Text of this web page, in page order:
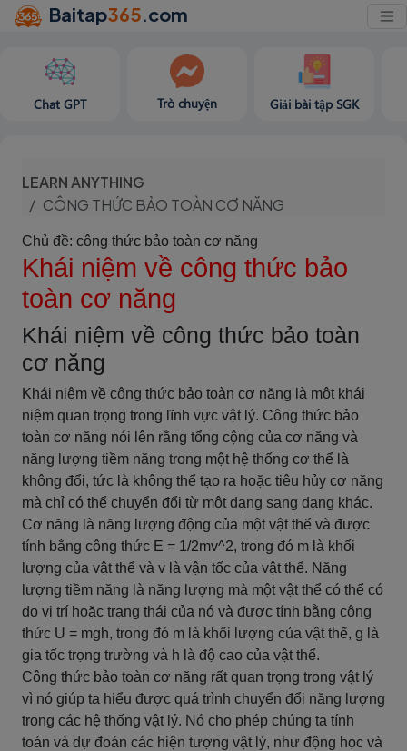
Baitap365.com
Chat GPT Trò chuyện Giải bài tập SGK
LEARN ANYTHING
CÔNG THỨC BẢO TOÀN CƠ NĂNG
Chủ đề: công thức bảo toàn cơ năng
Khái niệm về công thức bảo
toàn cơ năng
Khái niệm về công thức bảo toàn
cơ năng
Khái niệm về công thức bảo toàn cơ năng là một khái
niệm quan trọng trong lĩnh vực vật lý. Công thức bảo
toàn cơ năng nói lên rằng tổng cộng của cơ năng và
năng lượng tiềm năng trong một hệ thống cơ thể là
không đổi, tức là không thể tạo ra hoặc tiêu hủy cơ năng
mà chỉ có thể chuyển đổi từ một dạng sang dạng khác.
Cơ năng là năng lượng động của một vật thể và được
tính bằng công thức E = 1/2mv^2, trong đó m là khối
lượng của vật thể và v là vận tốc của vật thể. Năng
lượng tiềm năng là năng lượng mà một vật thể có thể có
do vị trí hoặc trạng thái của nó và được tính bằng công
thức U = mgh, trong đó m là khối lượng của vật thể, g là
gia tốc trọng trường và h là độ cao của vật thể.
Công thức bảo toàn cơ năng rất quan trọng trong vật lý
vì nó giúp ta hiểu được quá trình chuyển đổi năng lượng
trong các hệ thống vật lý. Nó cho phép chúng ta tính
toán và dự đoán các hiện tượng vật lý, như động học và